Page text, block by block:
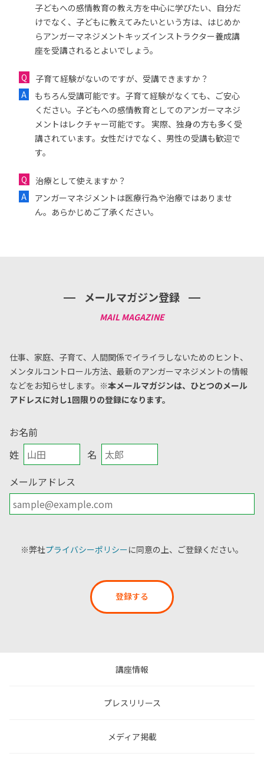
子どもへの感情教育の教え方を中心に学びたい、自分だ
けでなく、子どもに教えてみたいという方は、はじめか
らアンガーマネジメントキッズインストラクター養成講
座を受講されるとよいでしょう。
子育て経験がないのですが、受講できますか？
もちろん受講可能です。子育て経験がなくても、ご安心
ください。子どもへの感情教育としてのアンガーマネジ
メントはレクチャー可能です。 実際、独身の方も多く受
講されています。女性だけでなく、男性の受講も歓迎で
す。
治療として使えますか？
アンガーマネジメントは医療行為や治療ではありませ
ん。あらかじめご了承ください。
メールマガジン登録
仕事、家庭、子育て、人間関係でイライラしないためのヒント、
メンタルコントロール方法、 最新のアンガーマネジメントの情報
などをお知らせします。 ※本メールマガジンは、ひとつのメール
アドレスに対し1回限りの登録になります。
お名前
姓
名
メールアドレス
※弊社プライバシーポリシーに同意の上、ご登録ください。
登録する
講座情報
プレスリリース
メディア掲載